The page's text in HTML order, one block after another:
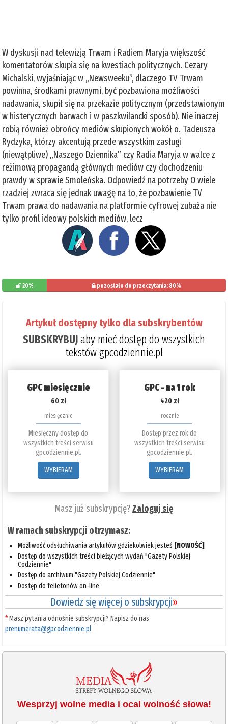
W dyskusji nad telewizją Trwam i Radiem Maryja większość
komentatorów skupia się na kwestiach politycznych. Cezary
Michalski, wyjaśniając w „Newsweeku”, dlaczego TV Trwam
powinna, środkami prawnymi, być pozbawiona możliwości
nadawania, skupił się na przekazie politycznym (przedstawionym
w histerycznych barwach i w paszkwilancki sposób). Nie inaczej
robią również obrońcy mediów skupionych wokół o. Tadeusza
Rydzyka, którzy akcentują przede wszystkim zasługi
(niewątpliwe) „Naszego Dziennika” czy Radia Maryja w walce z
reżimową propagandą głównych mediów czy dochodzeniu
prawdy w sprawie Smoleńska. Odpowiedź na potrzeby O wiele
rzadziej zwraca się jednak uwagę na to, że pozbawienie TV
Trwam prawa do nadawania na platformie cyfrowej zubaża nie
tylko profil ideowy polskich mediów, lecz
20% pozostało do przeczytania: 80%
Artykuł dostępny tylko dla subskrybentów
SUBSKRYBUJaby mieć dostęp do wszystkich
tekstów gpcodziennie.pl
GPC miesięcznie
60 zł
miesięcznie
Miesięczny dostęp do
wszystkich treści serwisu
gpcodziennie.pl.
WYBIERAM
GPC - na 1 rok
420 zł
rocznie
Dostęp przez rok do
wszystkich treści serwisu
gpcodziennie.pl.
WYBIERAM
Masz już subskrypcję?Zaloguj się
W ramach subskrypcji otrzymasz:
Możliwość odsłuchiwania artykułów gdziekolwiek jesteś [NOWOŚĆ]
Dostęp do wszystkich treści bieżących wydań "Gazety Polskiej
Codziennie"
Dostęp do archiwum "Gazety Polskiej Codziennie"
Dostęp do felietonów on-line
Dowiedz się więcej o subskrypcji»
*Masz pytania odnośnie subskrypcji? Napisz do nas
prenumerata@gpcodziennie.pl
Wesprzyj wolne media i ocal wolność słowa!